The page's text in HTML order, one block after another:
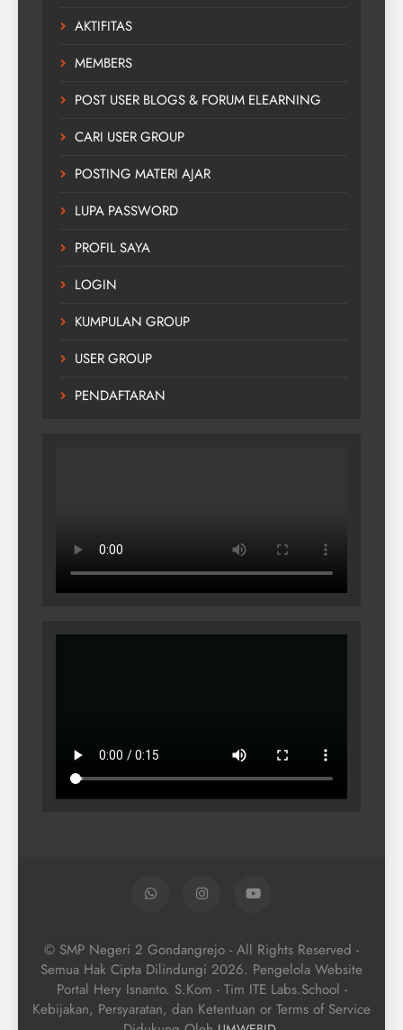
AKTIFITAS
MEMBERS
POST USER BLOGS & FORUM ELEARNING
CARI USER GROUP
POSTING MATERI AJAR
LUPA PASSWORD
PROFIL SAYA
LOGIN
KUMPULAN GROUP
USER GROUP
PENDAFTARAN
© SMP Negeri 2 Gondangrejo - All Rights Reserved -
Semua Hak Cipta Dilindungi 2026. Pengelola Website
Portal Hery Isnanto. S.Kom - Tim ITE Labs.School -
Kebijakan, Persyaratan, dan Ketentuan or Terms of Service